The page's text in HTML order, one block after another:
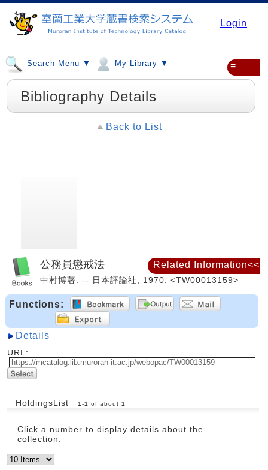
Login
Search Menu ▼ My Library ▼ ≡
Bibliography Details
Back to List
公務員懲戒法
中村博著. -- 日本評論社, 1970. <TW00013159>
Functions:
Details
URL:
HoldingsList 1-1 of about 1
Click a number to display details about the
collection.
Related Information<<